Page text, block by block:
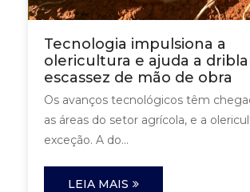
Tecnologia impulsiona a
olericultura e ajuda a
escassez de mão de obra
Os avanços tecnológicos têm
as áreas do setor agrícola, e a
exceção. A do...
LEIA MAIS